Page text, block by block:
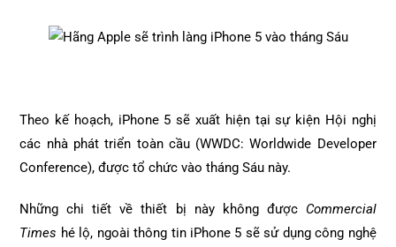
Theo kế hoạch, iPhone 5 sẽ xuất hiện tại sự kiện Hội nghị
các nhà phát triển toàn cầu (WWDC: Worldwide Developer
Conference), được tổ chức vào tháng Sáu này.
Những chi tiết về thiết bị này không được Commercial
Times hé lộ, ngoài thông tin iPhone 5 sẽ sử dụng công nghệ